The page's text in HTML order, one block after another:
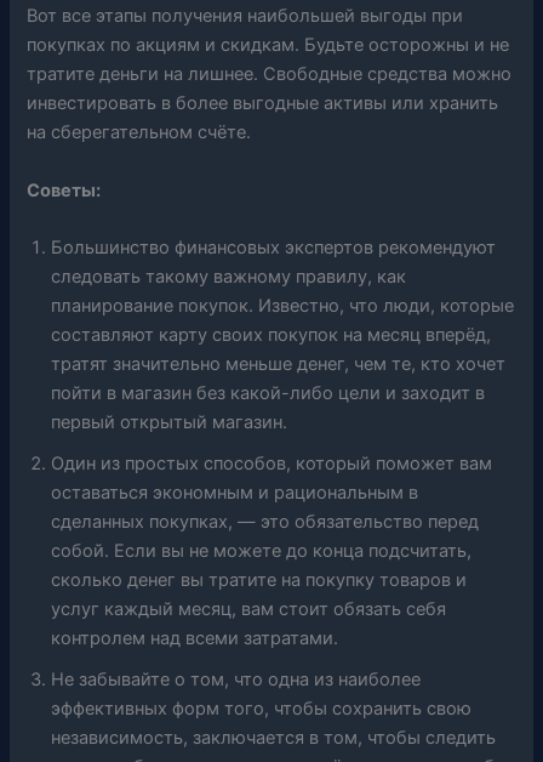
Вот все этапы получения наибольшей выгоды при
покупках по акциям и скидкам. Будьте осторожны и не
тратите деньги на лишнее. Свободные средства можно
инвестировать в более выгодные активы или хранить
на сберегательном счёте.
Советы:
Большинство финансовых экспертов рекомендуют
следовать такому важному правилу, как
планирование покупок. Известно, что люди, которые
составляют карту своих покупок на месяц вперёд,
тратят значительно меньше денег, чем те, кто хочет
пойти в магазин без какой-либо цели и заходит в
первый открытый магазин.
Один из простых способов, который поможет вам
оставаться экономным и рациональным в
сделанных покупках, — это обязательство перед
собой. Если вы не можете до конца подсчитать,
сколько денег вы тратите на покупку товаров и
услуг каждый месяц, вам стоит обязать себя
контролем над всеми затратами.
Не забывайте о том, что одна из наиболее
эффективных форм того, чтобы сохранить свою
независимость, заключается в том, чтобы следить